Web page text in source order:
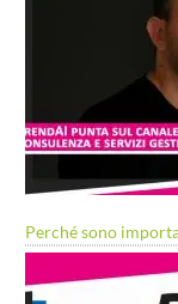
Perché sono